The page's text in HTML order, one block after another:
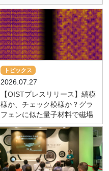
トピックス
2026.07.27
【OISTプレスリリース】縞模
様か、チェック模様か？グラ
フェンに似た量子材料で磁場
が電子秩序を制御